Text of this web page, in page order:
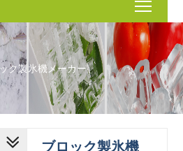
ク製氷機メーカー
ブロック製氷機